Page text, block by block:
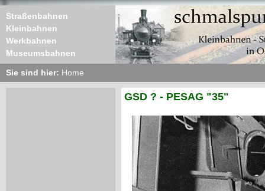
Straßenbahnen
Kleinbahnen
Werkbahnen
Museumsbahnen
Sie sind hier: Home
GSD ? - PESAG "35"